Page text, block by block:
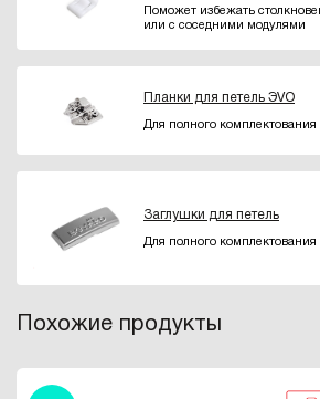
Поможет избежать
или с соседними модулями
Планки для петель ЭVO
Для полного комплектования
Заглушки для петель
Для полного комплектования
Похожие продукты